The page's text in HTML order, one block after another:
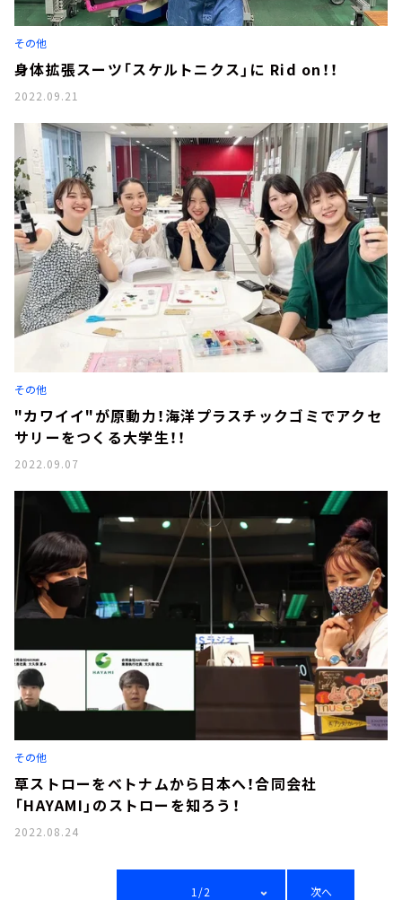
その他
身体拡張スーツ「スケルトニクス」に Rid on！！
2022.09.21
その他
"カワイイ"が原動力！海洋プラスチックゴミでアクセ
サリーをつくる大学生！！
2022.09.07
その他
草ストローをベトナムから日本へ！合同会社
「HAYAMI」のストローを知ろう！
2022.08.24
1/2 次へ